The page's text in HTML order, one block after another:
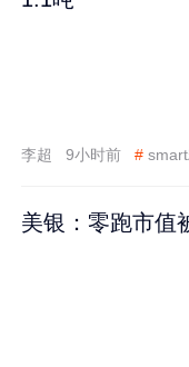
李超 9小时前 #
美银：零跑市值